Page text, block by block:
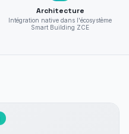
Architecture
Intégration native dans l'écosystème
Smart Building ZCE